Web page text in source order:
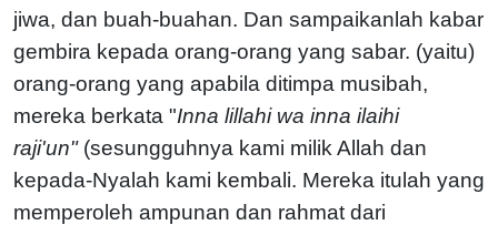
jiwa, dan buah-buahan. Dan sampaikanlah kabar
gembira kepada orang-orang yang sabar. (yaitu)
orang-orang yang apabila ditimpa musibah,
mereka berkata "Inna lillahi wa inna ilaihi
raji'un"(sesungguhnya kami milik Allah dan
kepada-Nyalah kami kembali. Mereka itulah yang
memperoleh ampunan dan rahmat dari